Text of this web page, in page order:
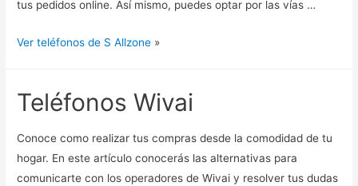
tus pedidos online. Así mismo, puedes optar por las vías …
Ver teléfonos de S Allzone »
Teléfonos Wivai
Conoce como realizar tus compras desde la comodidad de tu
hogar. En este artículo conocerás las alternativas para
comunicarte con los operadores de Wivai y resolver tus dudas